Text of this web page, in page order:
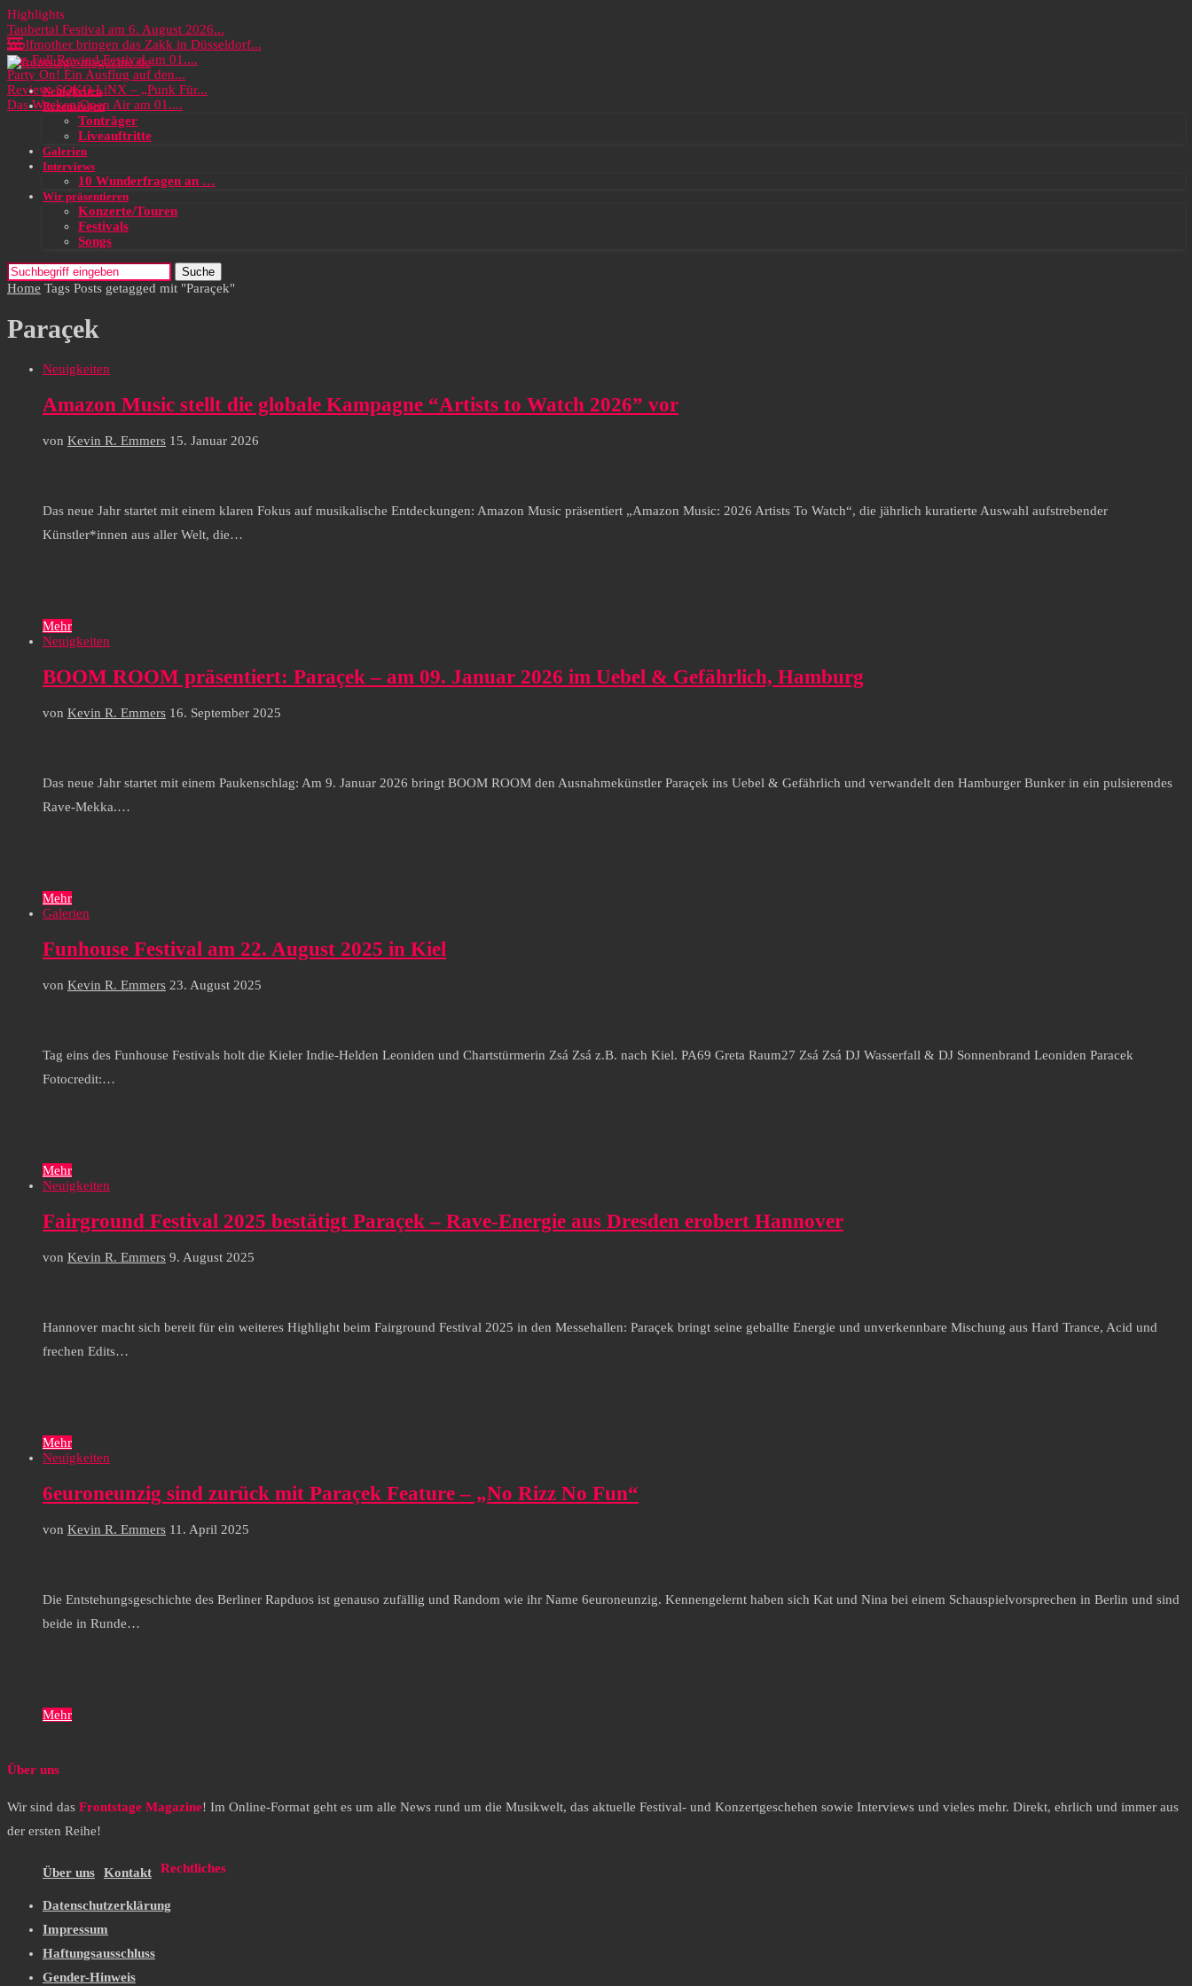
Highlights
Taubertal Festival am 6. August 2026...
Wolfmother bringen das Zakk in Düsseldorf...
Das Full Rewind Festival am 01....
Party On! Ein Ausflug auf den...
Review: SOKO LiNX – „Punk Für...
Das Wacken Open Air am 01....
Neuigkeiten
Rezensionen
Tonträger
Liveauftritte
Galerien
Interviews
10 Wunderfragen an …
Wir präsentieren
Konzerte/Touren
Festivals
Songs
Suche
Home Tags Posts getagged mit "Paraçek"
Paraçek
Neuigkeiten
Amazon Music stellt die globale Kampagne “Artists to Watch 2026” vor
von Kevin R. Emmers 15. Januar 2026
Das neue Jahr startet mit einem klaren Fokus auf musikalische Entdeckungen: Amazon Music präsentiert „Amazon Music: 2026 Artists To Watch“, die jährlich kuratierte Auswahl aufstrebender
Künstler*innen aus aller Welt, die…
Mehr
Neuigkeiten
BOOM ROOM präsentiert: Paraçek – am 09. Januar 2026 im Uebel & Gefährlich, Hamburg
von Kevin R. Emmers 16. September 2025
Das neue Jahr startet mit einem Paukenschlag: Am 9. Januar 2026 bringt BOOM ROOM den Ausnahmekünstler Paraçek ins Uebel & Gefährlich und verwandelt den Hamburger Bunker in ein pulsierendes
Rave-Mekka.…
Mehr
Galerien
Funhouse Festival am 22. August 2025 in Kiel
von Kevin R. Emmers 23. August 2025
Tag eins des Funhouse Festivals holt die Kieler Indie-Helden Leoniden und Chartstürmerin Zsá Zsá z.B. nach Kiel. PA69 Greta Raum27 Zsá Zsá DJ Wasserfall & DJ Sonnenbrand Leoniden Paracek
Fotocredit:…
Mehr
Neuigkeiten
Fairground Festival 2025 bestätigt Paraçek – Rave-Energie aus Dresden erobert Hannover
von Kevin R. Emmers 9. August 2025
Hannover macht sich bereit für ein weiteres Highlight beim Fairground Festival 2025 in den Messehallen: Paraçek bringt seine geballte Energie und unverkennbare Mischung aus Hard Trance, Acid und
frechen Edits…
Mehr
Neuigkeiten
6euroneunzig sind zurück mit Paraçek Feature – „No Rizz No Fun“
von Kevin R. Emmers 11. April 2025
Die Entstehungsgeschichte des Berliner Rapduos ist genauso zufällig und Random wie ihr Name 6euroneunzig. Kennengelernt haben sich Kat und Nina bei einem Schauspielvorsprechen in Berlin und sind
beide in Runde…
Mehr
Über uns
Wir sind das Frontstage Magazine! Im Online-Format geht es um alle News rund um die Musikwelt, das aktuelle Festival- und Konzertgeschehen sowie Interviews und vieles mehr. Direkt, ehrlich und immer aus
der ersten Reihe!
Über uns Kontakt Rechtliches
Datenschutzerklärung
Impressum
Haftungsausschluss
Gender-Hinweis